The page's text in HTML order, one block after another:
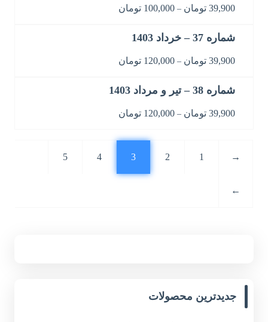
39,900 تومان –
100,000 تومان
شماره 37 – خرداد 1403
39,900 تومان –
120,000 تومان
شماره 38 – تیر و مرداد 1403
39,900 تومان –
120,000 تومان
→
1
2
3
4
5
←
جدیدترین محصولات